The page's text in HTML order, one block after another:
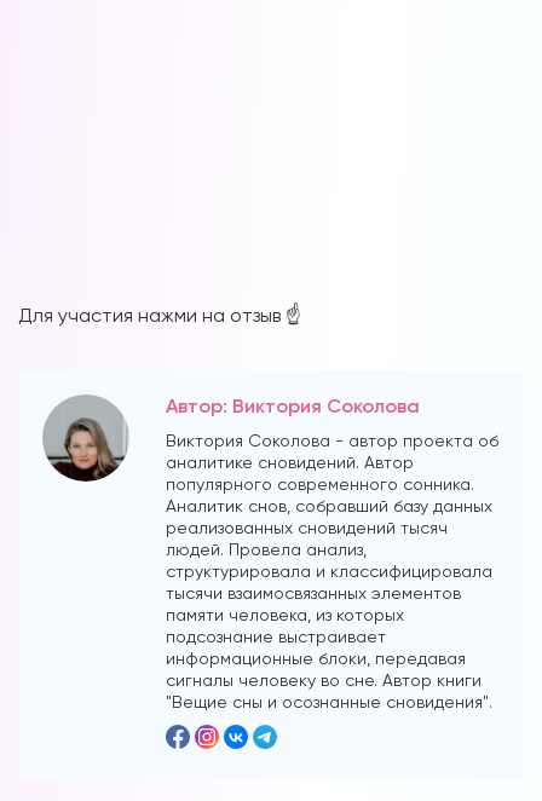
Для участия нажми на отзыв ☝️
Автор: Виктория Соколова
Виктория Соколова - автор проекта об
аналитике сновидений. Автор
популярного современного сонника.
Аналитик снов, собравший базу данных
реализованных сновидений тысяч
людей. Провела анализ,
структурировала и классифицировала
тысячи взаимосвязанных элементов
памяти человека, из которых
подсознание выстраивает
информационные блоки, передавая
сигналы человеку во сне. Автор книги
"Вещие сны и осознанные сновидения".
Форум на сайте